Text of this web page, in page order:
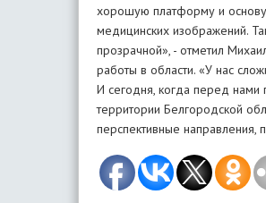
хорошую платформу и основу
медицинских изображений.
прозрачной», - отметил
работы в области. «У нас
И сегодня, когда перед нами
территории Белгородской
перспективные направления,